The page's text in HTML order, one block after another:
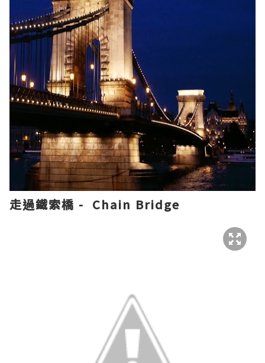
走過鐵索橋 - Chain Bridge